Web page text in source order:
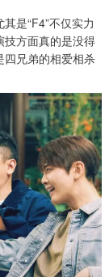
是“F4”不仅实力
技方面真的是没得
四兄弟的相爱相杀